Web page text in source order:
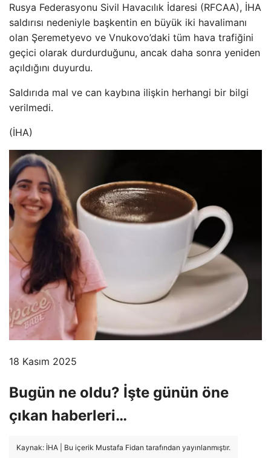
Rusya Federasyonu Sivil Havacılık İdaresi (RFCAA), İHA
saldırısı nedeniyle başkentin en büyük iki havalimanı
olan Şeremetyevo ve Vnukovo’daki tüm hava trafiğini
geçici olarak durdurduğunu, ancak daha sonra yeniden
açıldığını duyurdu.
Saldırıda mal ve can kaybına ilişkin herhangi bir bilgi
verilmedi.
(İHA)
18 Kasım 2025
Bugün ne oldu? İşte günün öne
çıkan haberleri…
Kaynak: İHA | Bu içerik Mustafa Fidan tarafından yayınlanmıştır.